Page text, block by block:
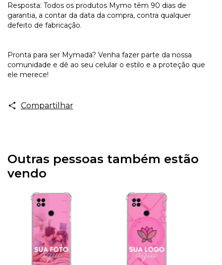
Resposta: Todos os produtos Mymo têm 90 dias de
garantia, a contar da data da compra, contra qualquer
defeito de fabricação.
Pronta para ser Mymada? Venha fazer parte da nossa
comunidade e dê ao seu celular o estilo e a proteção que
ele merece!
Compartilhar
Outras pessoas também estão
vendo